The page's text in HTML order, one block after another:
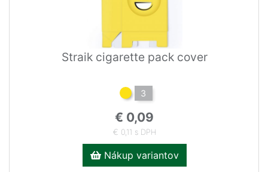
Straik cigarette pack cover
3
€ 0,09
€ 0,11 s DPH
Nákup variantov